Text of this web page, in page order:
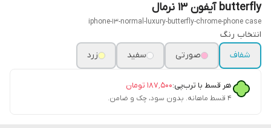
butterfly آیفون 13 نرمال
iphone-13-normal-luxury-butterfly-chrome-phone case
انتخاب رنگ
شفاف
صورتی سفید زرد
هر قسط با ترب‌پی:۱۸۷٬۵۰۰ تومان
۴ قسط ماهانه. بدون سود، چک و ضامن.